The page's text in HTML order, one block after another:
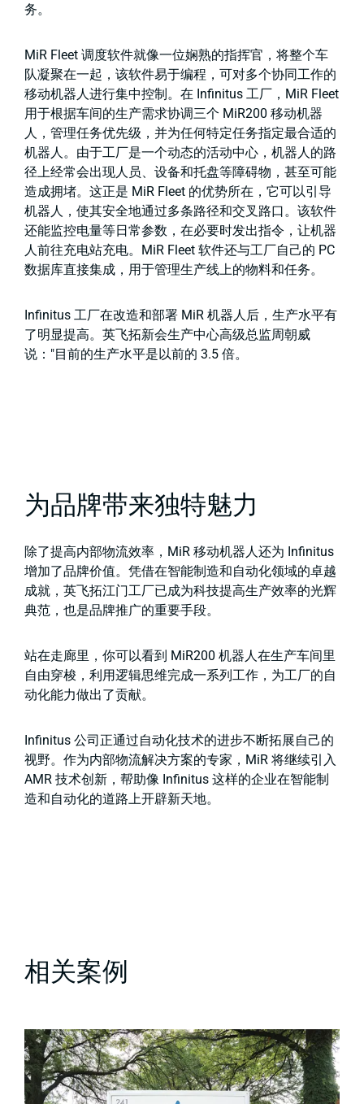
务。
MiR Fleet 调度软件就像一位娴熟的指挥官，将整个车
队凝聚在一起，该软件易于编程，可对多个协同工作的
移动机器人进行集中控制。在 Infinitus 工厂，MiR Fleet
用于根据车间的生产需求协调三个 MiR200 移动机器
人，管理任务优先级，并为任何特定任务指定最合适的
机器人。由于工厂是一个动态的活动中心，机器人的路
径上经常会出现人员、设备和托盘等障碍物，甚至可能
造成拥堵。这正是 MiR Fleet 的优势所在，它可以引导
机器人，使其安全地通过多条路径和交叉路口。该软件
还能监控电量等日常参数，在必要时发出指令，让机器
人前往充电站充电。MiR Fleet 软件还与工厂自己的 PC
数据库直接集成，用于管理生产线上的物料和任务。
Infinitus 工厂在改造和部署 MiR 机器人后，生产水平有
了明显提高。英飞拓新会生产中心高级总监周朝威
说："目前的生产水平是以前的 3.5 倍。
为品牌带来独特魅力
除了提高内部物流效率，MiR 移动机器人还为 Infinitus
增加了品牌价值。凭借在智能制造和自动化领域的卓越
成就，英飞拓江门工厂已成为科技提高生产效率的光辉
典范，也是品牌推广的重要手段。
站在走廊里，你可以看到 MiR200 机器人在生产车间里
自由穿梭，利用逻辑思维完成一系列工作，为工厂的自
动化能力做出了贡献。
Infinitus 公司正通过自动化技术的进步不断拓展自己的
视野。作为内部物流解决方案的专家，MiR 将继续引入
AMR 技术创新，帮助像 Infinitus 这样的企业在智能制
造和自动化的道路上开辟新天地。
相关案例